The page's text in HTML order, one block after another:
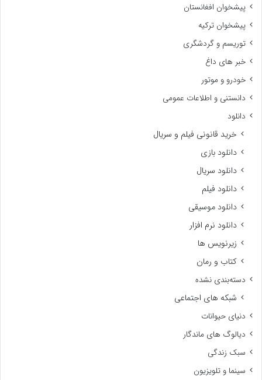
پیشخوان افغانستان
پیشخوان ترکیه
توریسم و گردشگری
خبر های داغ
خودرو و موتور
دانستنی و اطلاعات عمومی
دانلود
خرید قانونی فیلم و سریال
دانلود بازی
دانلود سریال
دانلود فیلم
دانلود موسیقی
دانلود نرم افزار
زیرنویس ها
کتاب و رمان
دسته‌بندی نشده
شبکه های اجتماعی
دنیای حیوانات
دیالوگ های ماندگار
سبک زندگی
سینما و تلویزیون